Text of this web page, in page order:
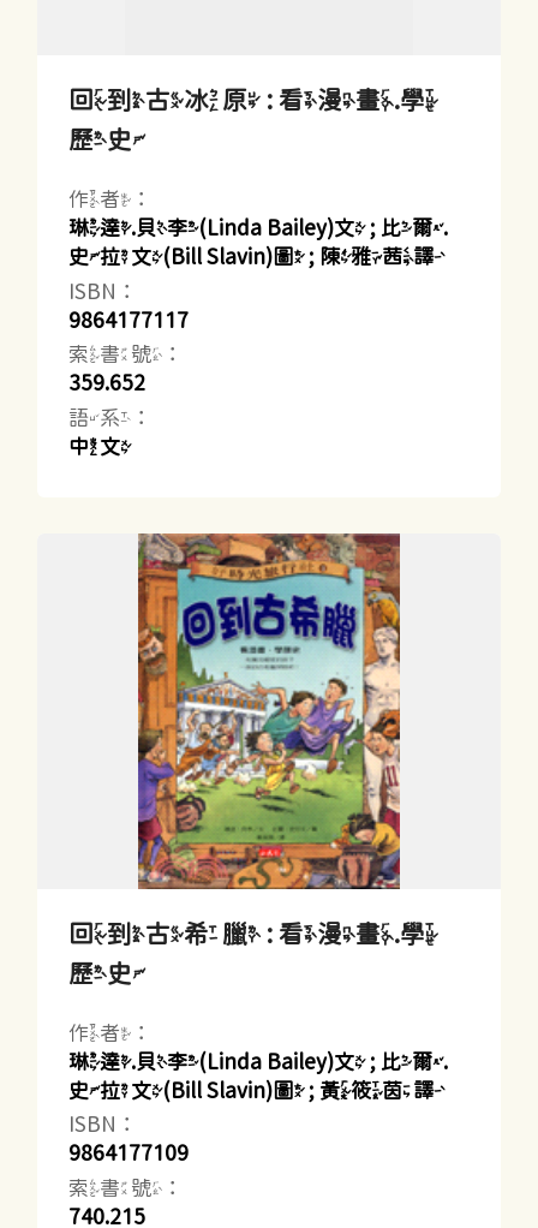
回到古冰原 : 看漫畫.學
歷史
作者：
琳達.貝李(Linda Bailey)文 ; 比爾.
史拉文(Bill Slavin)圖 ; 陳雅茜譯
ISBN：
9864177117
索書號：
359.652
語系：
中文
回到古希臘 : 看漫畫.學
歷史
作者：
琳達.貝李(Linda Bailey)文 ; 比爾.
史拉文(Bill Slavin)圖 ; 黃筱茵譯
ISBN：
9864177109
索書號：
740.215